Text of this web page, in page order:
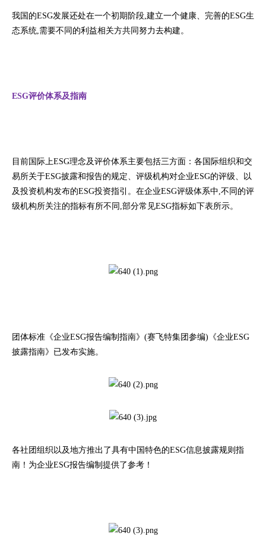
我国的ESG发展还处在一个初期阶段,建立一个健康、完善的ESG生
态系统,需要不同的利益相关方共同努力去构建。
ESG评价体系及指南
目前国际上ESG理念及评价体系主要包括三方面：各国际组织和交
易所关于ESG披露和报告的规定、评级机构对企业ESG的评级、以
及投资机构发布的ESG投资指引。在企业ESG评级体系中,不同的评
级机构所关注的指标有所不同,部分常见ESG指标如下表所示。
团体标准《企业ESG报告编制指南》(赛飞特集团参编)《企业ESG
披露指南》已发布实施。
各社团组织以及地方推出了具有中国特色的ESG信息披露规则指
南！为企业ESG报告编制提供了参考！